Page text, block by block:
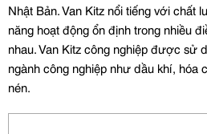
Nhật Bản. Van Kitz nổi tiếng với chất
năng hoạt động ổn định trong nhiều
nhau. Van Kitz công nghiệp được sử
ngành công nghiệp như dầu khí,
nén.